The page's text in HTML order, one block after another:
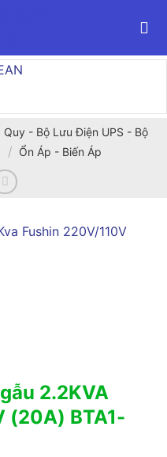
Quy - Bộ Lưu Điện UPS - Bộ
/ Ổn Áp - Biến Áp
2.2KVA
(20A) BTA1-